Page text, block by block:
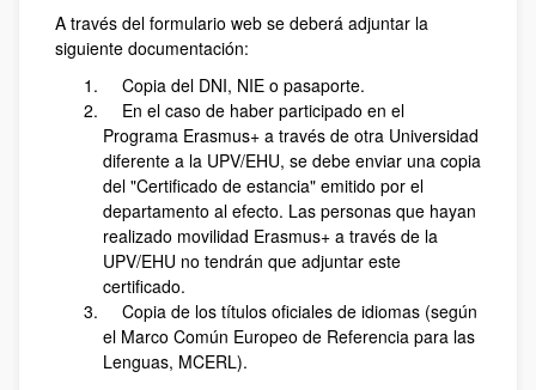
A través del formulario web se deberá adjuntar la
siguiente documentación:
Copia del DNI, NIE o pasaporte.
En el caso de haber participado en el
Programa Erasmus+ a través de otra Universidad
diferente a la UPV/EHU, se debe enviar una copia
del "Certificado de estancia" emitido por el
departamento al efecto. Las personas que hayan
realizado movilidad Erasmus+ a través de la
UPV/EHU no tendrán que adjuntar este
certificado.
Copia de los títulos oficiales de idiomas (según
el Marco Común Europeo de Referencia para las
Lenguas, MCERL).